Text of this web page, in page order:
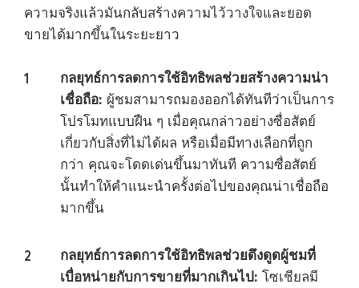
ความจริงแล้วมันกลับสร้างความไว้วางใจและยอด
ขายได้มากขึ้นในระยะยาว
กลยุทธ์การลดการใช้อิทธิพลช่วยสร้างความน่า
เชื่อถือ: ผู้ชมสามารถมองออกได้ทันทีว่าเป็นการ
โปรโมทแบบฝืน ๆ เมื่อคุณกล่าวอย่างซื่อสัตย์
เกี่ยวกับสิ่งที่ไม่ได้ผล หรือเมื่อมีทางเลือกที่ถูก
กว่า คุณจะโดดเด่นขึ้นมาทันที ความซื่อสัตย์
นั้นทำให้คำแนะนำครั้งต่อไปของคุณน่าเชื่อถือ
มากขึ้น
กลยุทธ์การลดการใช้อิทธิพลช่วยดึงดูดผู้ชมที่
เบื่อหน่ายกับการขายที่มากเกินไป: โซเชียลมี